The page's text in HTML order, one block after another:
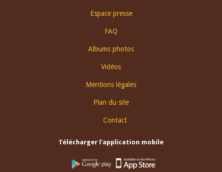
Espace presse
FAQ
Albums photos
Vidéos
Mentions légales
Plan du site
Contact
Télécharger l'application mobile